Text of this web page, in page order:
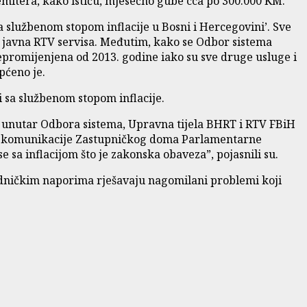
stopom inflacije u Bosni i Hercegovini’. Sve
RTV servisa. Međutim, kako se Odbor sistema
od 2013. godine iako su sve druge usluge i
je.
službenom stopom inflacije.
Odbora sistema, Upravna tijela BHRT i RTV FBiH
Zastupničkog doma Parlamentarne
inflacijom što je zakonska obaveza”, pojasnili su.
naporima rješavaju nagomilani problemi koji